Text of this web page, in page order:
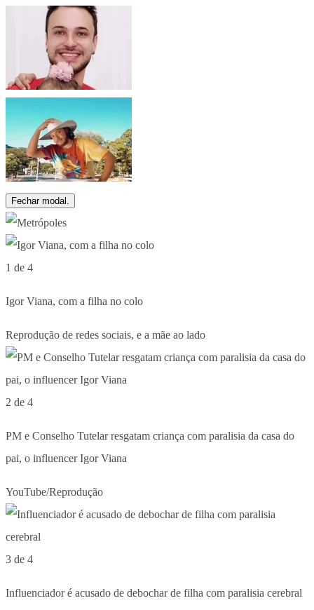
Fechar modal.
1 de 4
Igor Viana, com a filha no colo
Reprodução de redes sociais, e a mãe ao lado
2 de 4
PM e Conselho Tutelar resgatam criança com paralisia da casa do
pai, o influencer Igor Viana
YouTube/Reprodução
3 de 4
Influenciador é acusado de debochar de filha com paralisia cerebral